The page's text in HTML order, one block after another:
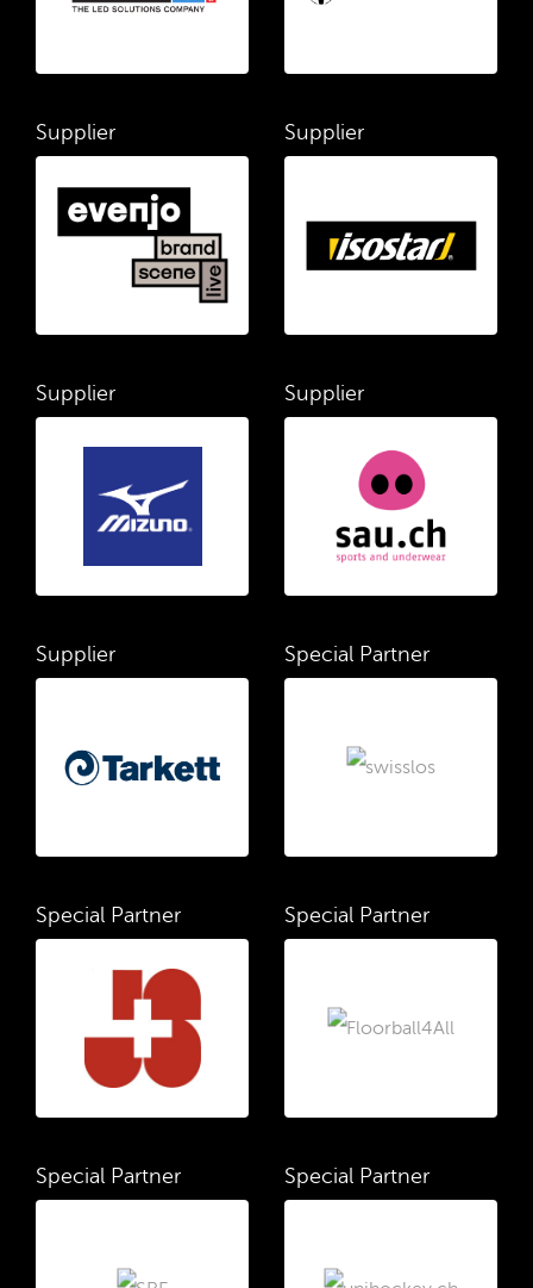
Supplier Supplier
Supplier Supplier
Supplier Special Partner
Special Partner Special Partner
Special Partner Special Partner